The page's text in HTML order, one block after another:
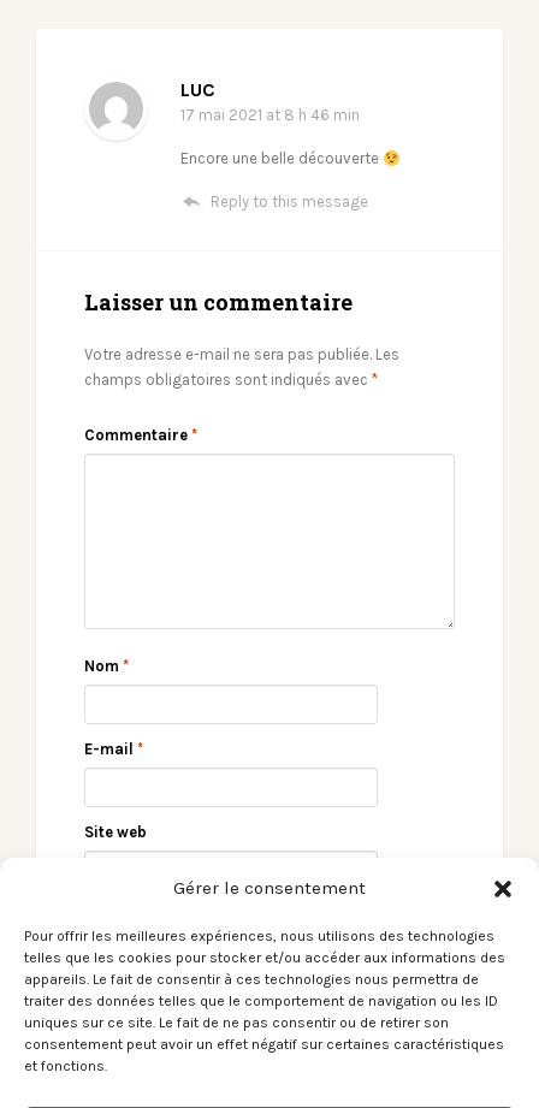
Gérer le consentement
Pour offrir les meilleures expériences, nous utilisons des technologies
telles que les cookies pour stocker et/ou accéder aux informations des
appareils. Le fait de consentir à ces technologies nous permettra de
traiter des données telles que le comportement de navigation ou les ID
uniques sur ce site. Le fait de ne pas consentir ou de retirer son
consentement peut avoir un effet négatif sur certaines caractéristiques
et fonctions.
LUC
17 mai 2021 at 8 h 46 min
Encore une belle découverte
Reply to this message
Laisser un commentaire
Votre adresse e-mail ne sera pas publiée. Les
champs obligatoires sont indiqués avec *
Commentaire *
Nom *
E-mail *
Site web
performance – Alvin
← Le Son du moment –
Hide / Sharon